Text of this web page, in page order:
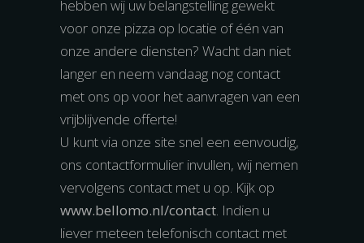
hebben wij uw belangstelling gewekt
voor onze pizza op locatie of één van
onze andere diensten? Wacht dan niet
langer en neem vandaag nog contact
met ons op voor het aanvragen van een
vrijblijvende offerte!
U kunt via onze site snel een eenvoudig,
ons contactformulier invullen, wij nemen
vervolgens contact met u op. Kijk op
www.bellomo.nl/contact. Indien u
liever meteen telefonisch contact met